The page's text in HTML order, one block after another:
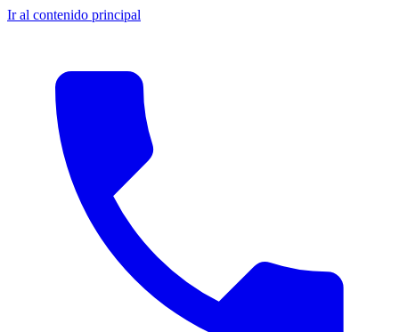
Ir al contenido principal